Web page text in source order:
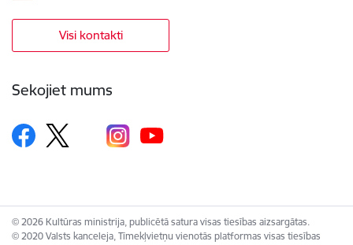
Visi kontakti
Sekojiet mums
© 2026 Kultūras ministrija, publicētā satura visas tiesības aizsargātas.
© 2020 Valsts kanceleja, Tīmekļvietņu vienotās platformas visas tiesības